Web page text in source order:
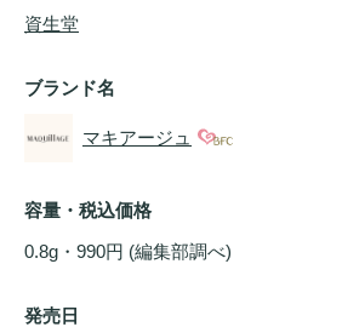
資生堂
ブランド名
マキアージュ
容量・税込価格
0.8g・990円 (編集部調べ)
発売日